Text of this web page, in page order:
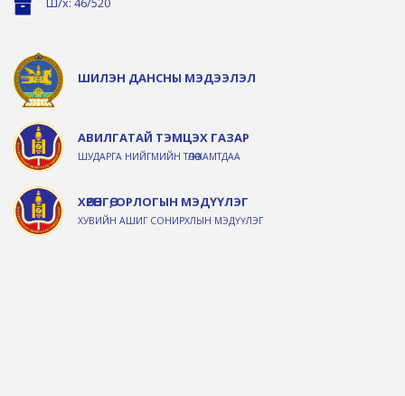
ШИЛЭН ДАНСНЫ МЭДЭЭЛЭЛ
АВИЛГАТАЙ ТЭМЦЭХ ГАЗАР
ШУДАРГА НИЙГМИЙН ТӨЛӨӨ ХАМТДАА
ХӨРӨНГӨ, ОРЛОГЫН МЭДҮҮЛЭГ
ХУВИЙН АШИГ СОНИРХЛЫН МЭДҮҮЛЭГ